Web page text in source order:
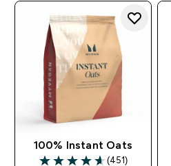
100% Instant Oats
(451)